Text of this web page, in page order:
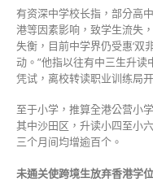
中
有资深中学校长指，部分高
港等因素影响，致学生流失
失衡，目前中学界仍受惠‘双
动。”他指以往有中三生升
凭试，离校转读职业训练局
至于小学，推算全港公营小
其中沙田区，升读小四至小
三个月间均增逾百个。
未通关使跨境生放弃香港学位